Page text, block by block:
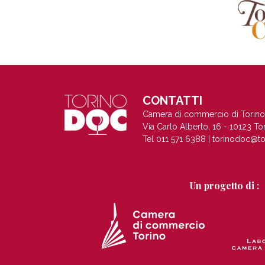
CONTATTI
Camera di commercio di Torino
Via Carlo Alberto, 16 - 10123
Tel 011 571 6388 |
Un progetto di :